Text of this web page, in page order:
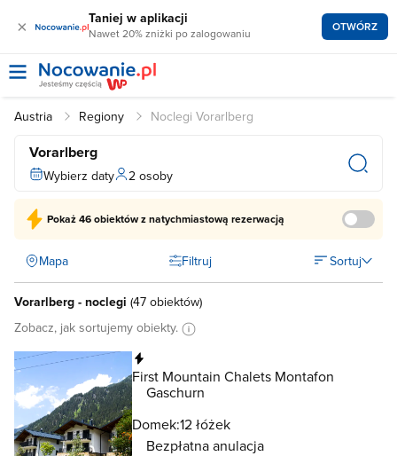
× Taniej w aplikacji
Nawet 20% zniżki po zalogowaniu OTWÓRZ
Austria Regiony Noclegi Vorarlberg
Vorarlberg
Wybierz daty 2 osoby
Pokaż46 obiektówz natychmiastową rezerwacją
Mapa Filtruj Sortuj
Vorarlberg - noclegi (47 obiektów)
Zobacz, jak sortujemy obiekty.
First Mountain Chalets Montafon
Gaschurn
Domek:12 łóżek
Bezpłatna anulacja